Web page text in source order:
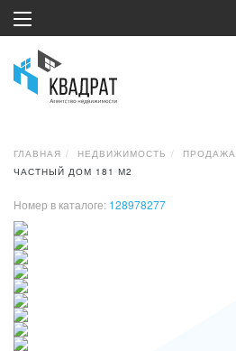
ГЛАВНАЯ НЕДВИЖИМОСТЬ ПРОДАЖА
ЧАСТНЫЙ ДОМ 181 М2
Номер в каталоге: 128978277